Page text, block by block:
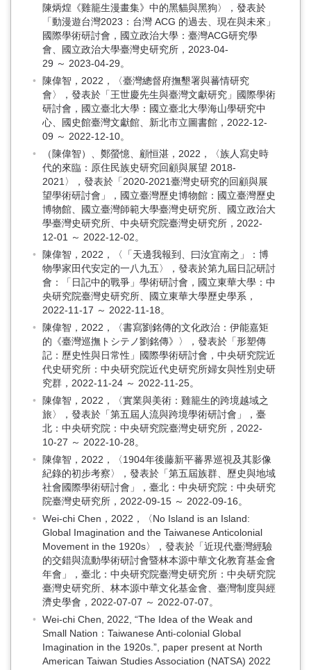
陳炳煌《雞籠生漫畫集》中的黑貓與黑狗〉，發表於
「動漫遊台灣2023：台灣 ACG 的過去、現在與未來」
國際學術研討會，國立政治大學：臺灣ACG研究學
會、國立政治大學臺灣史研究所，2023-04-
29 ～ 2023-04-29。
陳偉智，2022，〈臺灣總督府撫墾署與蕃情研究
會〉，發表於「王世慶先生與臺灣文獻研究」國際學術
研討會，國立臺北大學：國立臺北大學海山學研究中
心、國史館臺灣文獻館、新北市立圖書館，2022-12-
09 ～ 2022-12-10。
（陳偉智）、鄭螢憶、顧恒湛，2022，〈族人寫史時
代的來臨：原住民族史研究回顧與展望 2018-
2021〉，發表於「2020-2021臺灣史研究的回顧與展
望學術研討會」，國立臺灣歷史博物館：國立臺灣歷史
博物館、國立臺灣師範大學臺灣史研究所、國立政治大
學臺灣史研究所、中央研究院臺灣史研究所，2022-
12-01 ～ 2022-12-02。
陳偉智，2022，〈「天邊我報到、曰汝宜南之」：博
物學家田代安定的一八九五〉，發表於第九屆日記研討
會：「日記中的戰爭」學術研討會，國立東華大學：中
央研究院臺灣史研究所、國立東華大學歷史學系，
2022-11-17 ～ 2022-11-18。
陳偉智，2022，〈書寫劉銘傳的文化政治：伊能嘉矩
的《臺灣巡撫トシテノ劉銘傳》〉，發表於「形塑傳
記：歷史性與日常性」國際學術研討會，中央研究院近
代史研究所：中央研究院近代史研究所婦女與性別史研
究群，2022-11-24 ～ 2022-11-25。
陳偉智，2022，〈實業與美術：雞籠生的跨境越域之
旅〉，發表於「第五屆人流與跨境學術研討會」，臺
北：中央研究院：中央研究院臺灣史研究所，2022-
10-27 ～ 2022-10-28。
陳偉智，2022，〈1904年後藤新平蕃界巡視及其影像
紀錄的初步考察〉，發表於「第五屆族群、歷史與地域
社會國際學術研討會」，臺北：中央研究院：中央研究
院臺灣史研究所，2022-09-15 ～ 2022-09-16。
Wei-chi Chen，2022，〈No Island is an Island:
Global Imagination and the Taiwanese Anticolonial
Movement in the 1920s〉，發表於「近現代臺灣經驗
的交錯與流動學術研討會暨林本源中華文化教育基金會
年會」，臺北：中央研究院臺灣史研究所：中央研究院
臺灣史研究所、林本源中華文化基金會、臺灣制度與經
濟史學會，2022-07-07 ～ 2022-07-07。
Wei-chi Chen, 2022, “The Idea of the Weak and
Small Nation：Taiwanese Anti-colonial Global
Imagination in the 1920s.”, paper present at North
American Taiwan Studies Association (NATSA) 2022